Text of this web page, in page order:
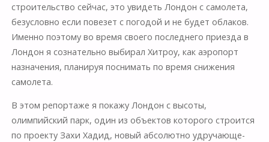
строительство сейчас, это увидеть Лондон с самолета,
безусловно если повезет с погодой и не будет облаков.
Именно поэтому во время своего последнего приезда в
Лондон я сознательно выбирал Хитроу, как аэропорт
назначения, планируя поснимать по время снижения
самолета.
В этом репортаже я покажу Лондон с высоты,
олимпийский парк, один из объектов которого строится
по проекту Захи Хадид, новый абсолютно удручающе-